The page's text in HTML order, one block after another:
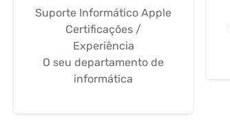
Suporte Informático Apple
Certificações /
Experiência
O seu departamento de
informática